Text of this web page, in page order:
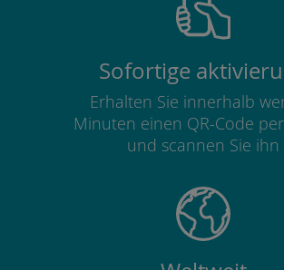
Sofortige
Erhalten Sie innerhalb
Minuten einen QR-Code
und scannen Sie ihn